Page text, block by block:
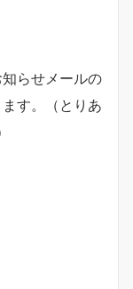
らせメールの
す。（とりあ